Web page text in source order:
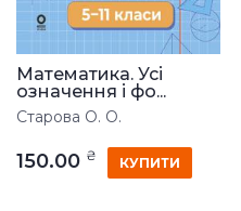
Математика. Усі
означення і фо...
Старова О. О.
150.00 ₴ КУПИТИ